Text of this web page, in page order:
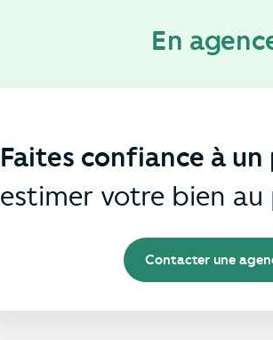
En
Faites confiance à un
estimer votre bien au
Contacter une